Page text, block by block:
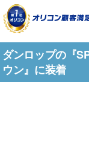
ダンロップの『
ウン』に装着